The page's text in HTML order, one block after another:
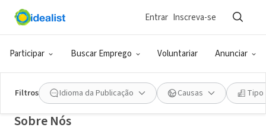
Participar Buscar Emprego Voluntariar Anunciar
Entrar Inscreva-se
Filtros Idioma da Publicação Causas Tipo
ONG (SETOR SOCIAL)
Keys 4 Success
Sobre Nós